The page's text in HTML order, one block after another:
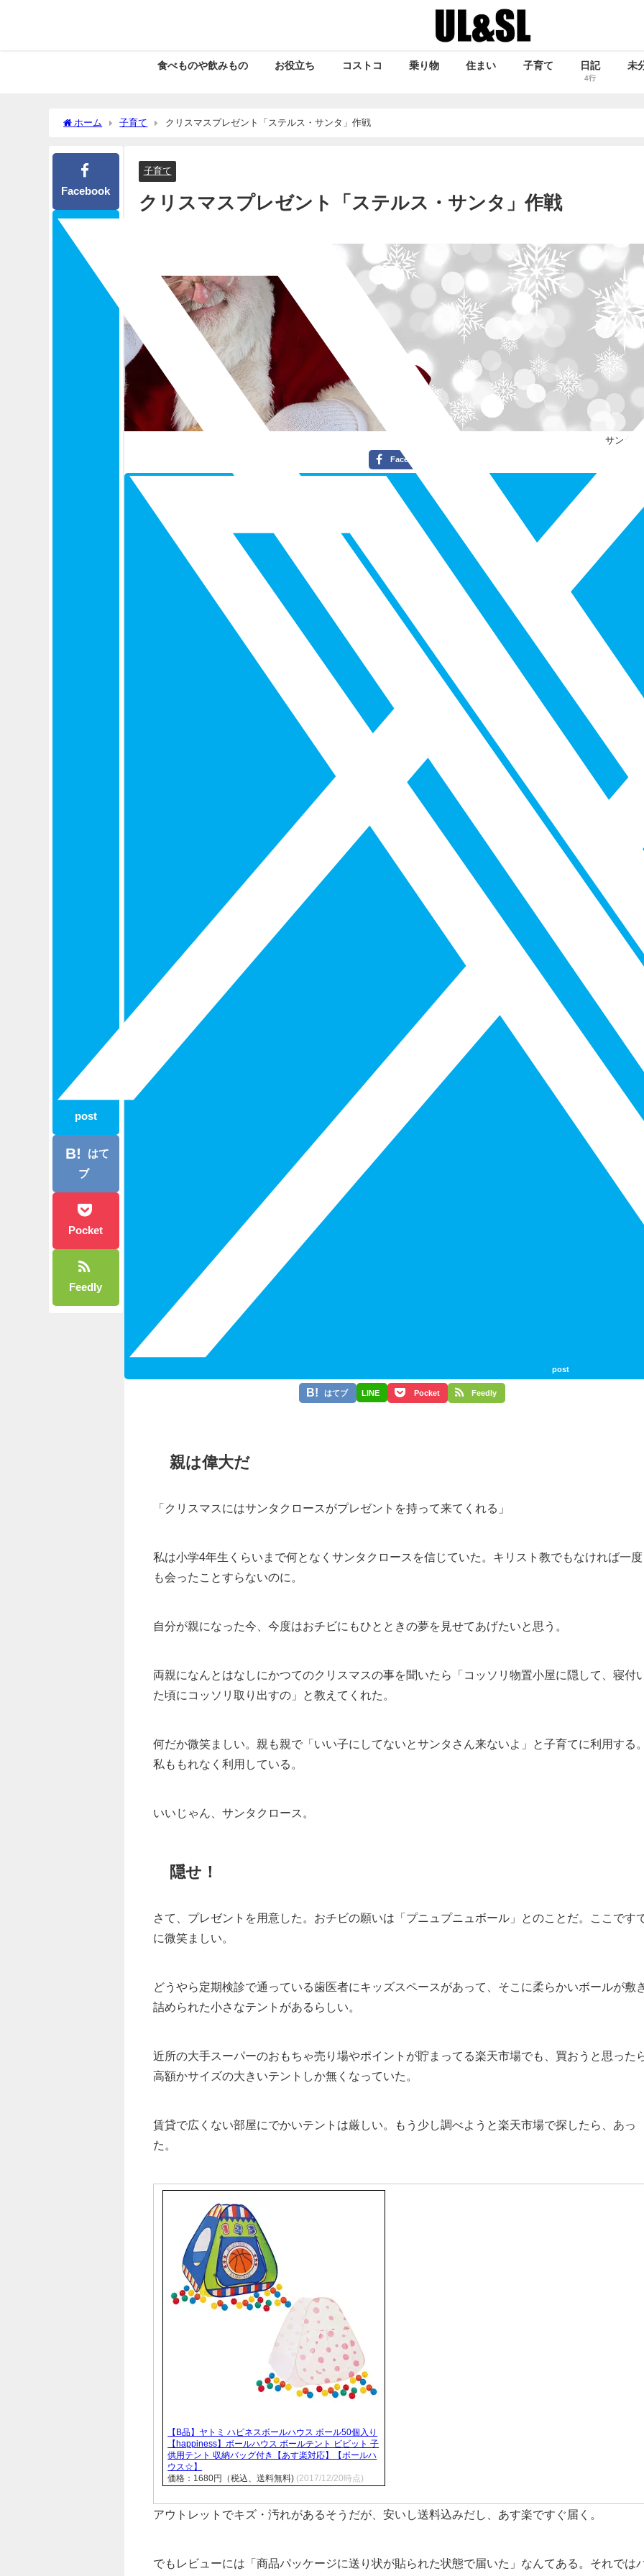
食べものや飲みもの お役立ち コストコ 乗り物 住まい 子育て 日記
4行
未
ホーム 子育て クリスマスプレゼント「ステルス・サンタ」作戦
Facebook
post
はて
ブ
Pocket
Feedly
子育て
クリスマスプレゼント「ステルス・サンタ」作戦
サンタ
Facebook
post
はてブ LINE Pocket Feedly
親は偉大だ
「クリスマスにはサンタクロースがプレゼントを持って来てくれる」
私は小学4年生くらいまで何となくサンタクロースを信じていた。キリスト教でもなければ一度
も会ったことすらないのに。
自分が親になった今、今度はおチビにもひとときの夢を見せてあげたいと思う。
両親になんとはなしにかつてのクリスマスの事を聞いたら「コッソリ物置小屋に隠して、寝付
た頃にコッソリ取り出すの」と教えてくれた。
何だか微笑ましい。親も親で「いい子にしてないとサンタさん来ないよ」と子育てに利用する
私ももれなく利用している。
いいじゃん、サンタクロース。
隠せ！
さて、プレゼントを用意した。おチビの願いは「プニュプニュボール」とのことだ。ここです
に微笑ましい。
どうやら定期検診で通っている歯医者にキッズスペースがあって、そこに柔らかいボールが敷
詰められた小さなテントがあるらしい。
近所の大手スーパーのおもちゃ売り場やポイントが貯まってる楽天市場でも、買おうと思った
高額かサイズの大きいテントしか無くなっていた。
賃貸で広くない部屋にでかいテントは厳しい。もう少し調べようと楽天市場で探したら、あっ
た。
【B品】ヤトミ ハピネスボールハウス ボール50個入り
【happiness】ボールハウス ボールテント ビビット 子
供用テント 収納バッグ付き【あす楽対応】【ボールハ
ウス☆】
価格：1680円（税込、送料無料) (2017/12/20時点)
アウトレットでキズ・汚れがあるそうだが、安いし送料込みだし、あす楽ですぐ届く。
でもレビューには「商品パッケージに送り状が貼られた状態で届いた」なんてある。それでは